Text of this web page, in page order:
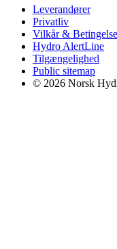
Leverandører
Privatliv
Vilkår &
Hydro AlertLine
Tilgængelighed
Public sitemap
© 2026 Norsk